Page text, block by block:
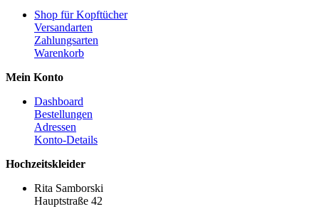
Shop für Kopftücher
Versandarten
Zahlungsarten
Warenkorb
Mein Konto
Dashboard
Bestellungen
Adressen
Konto-Details
Hochzeitskleider
Rita Samborski
Hauptstraße 42